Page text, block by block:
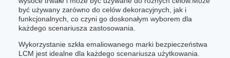
być używany zarówno do celów dekoracyjnych, jak i
funkcjonalnych, co czyni go doskonałym wyborem dla
każdego scenariusza zastosowania.
Wykorzystanie szkła emaliowanego marki bezpieczeństwa
LCM jest idealne dla każdego scenariusza użytkowania.